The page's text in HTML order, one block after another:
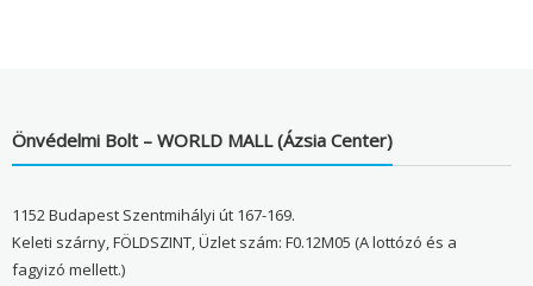
Önvédelmi Bolt – WORLD MALL (Ázsia Center)
1152 Budapest Szentmihályi út 167-169.
Keleti szárny, FÖLDSZINT, Üzlet szám: F0.12M05 (A lottózó és a
fagyizó mellett.)